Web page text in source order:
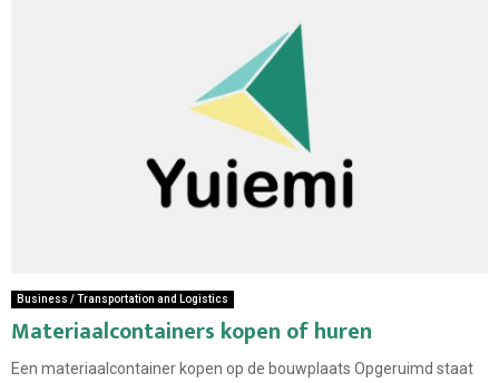
Business / Transportation and Logistics
Materiaalcontainers kopen of huren
Een materiaalcontainer kopen op de bouwplaats Opgeruimd staat